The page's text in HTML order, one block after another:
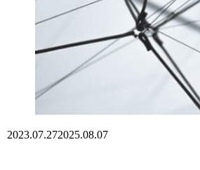
2023.07.272025.08.07